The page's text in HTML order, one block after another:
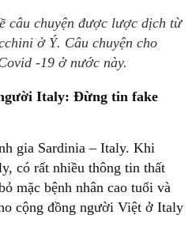
câu chuyện được lược dịch từ
ở Ý. Câu chuyện cho
-19 ở nước này.
Italy: Đừng tin fake
gia Sardinia – Italy. Khi
có rất nhiều thông tin thất
mặc bệnh nhân cao tuổi và
cộng đồng người Việt ở Italy